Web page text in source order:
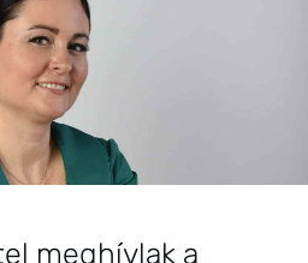
megőrzése és helyreállítása.
meghívlak a